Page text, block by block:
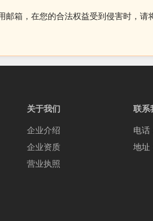
箱，在您的合法权益受到侵害时，
关于我们
企业介绍
企业资质
营业执照
联系
电话
地址